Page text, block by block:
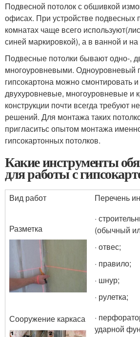
Подвесной потолок с обшивкой
офисах. При устройстве подвесных
комнатах чаще всего
синей маркировкой), а в ванной и
Подвесные потолки бывают одно-,
многоуровневыми. Одноуровневый
гипсокартона можно смонтировать
двухуровневые, многоуровневые и
конструкции почти всегда требуют
решений. Для монтажа таких
пригласитьс опытом монтажа
гипсокартонных потолков.
Какие инструменты
для работы с
Вид работ Перечень
Разметка
·
(обычный
· отвес;
· правило;
· шнур;
· рулетка;
Сооружение каркаса
·
ударной